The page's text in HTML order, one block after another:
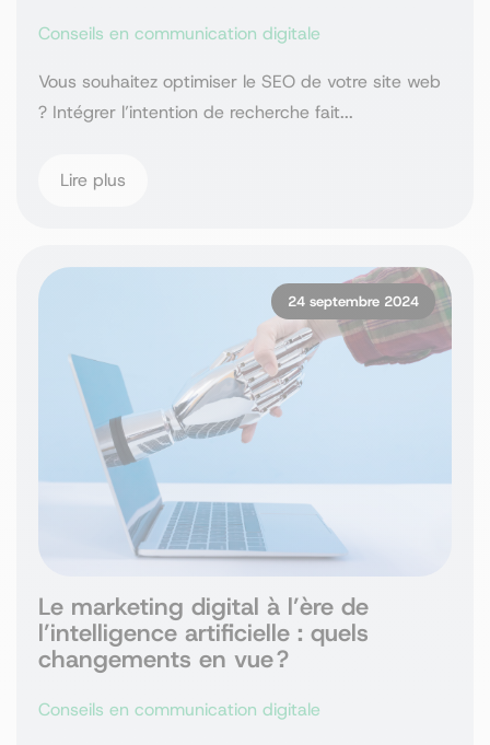
Conseils en communication digitale
Vous souhaitez optimiser le SEO de votre site web
? Intégrer l’intention de recherche fait...
Lire plus
24 septembre 2024
Le marketing digital à l’ère de
l’intelligence artificielle : quels
changements en vue ?
Conseils en communication digitale